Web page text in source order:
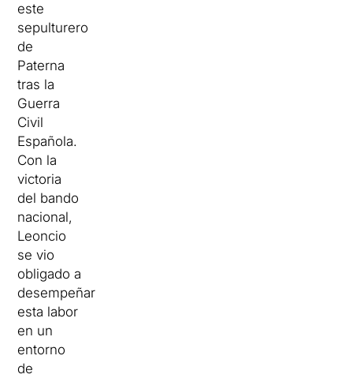
este
sepulturero
de
Paterna
tras la
Guerra
Civil
Española.
Con la
victoria
del bando
nacional,
Leoncio
se vio
obligado a
desempeñar
esta labor
en un
entorno
de